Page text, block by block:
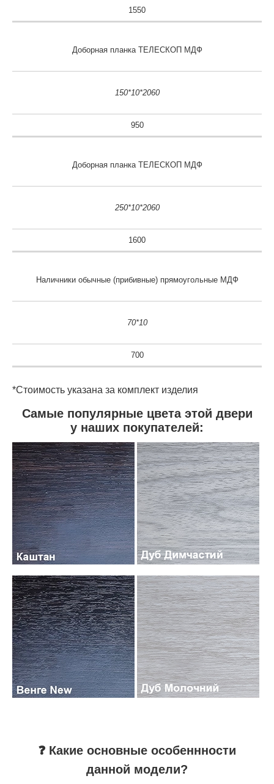
1550
Доборная планка ТЕЛЕСКОП МДФ
150*10*2060
950
Доборная планка ТЕЛЕСКОП МДФ
250*10*2060
1600
Наличники обычные (прибивные) прямоугольные МДФ
70*10
700
*Стоимость указана за комплект изделия
Самые популярные цвета этой двери
у наших покупателей:
❓ Какие основные особеннности
данной модели?